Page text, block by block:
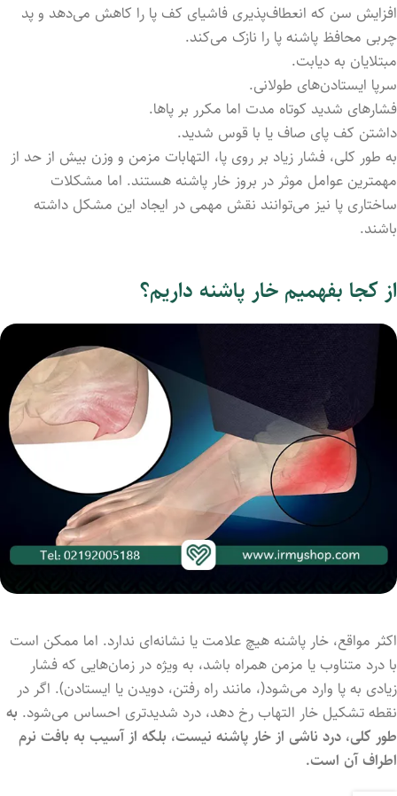
افزایش سن که انعطاف‌پذیری فاشیای کف پا را کاهش می‌دهد و پد
چربی محافظ پاشنه پا را نازک می‌کند.
مبتلایان به دیابت.
سرپا ایستادن‌های طولانی.
فشارهای شدید کوتاه مدت اما مکرر بر پاها.
داشتن کف پای صاف یا با قوس شدید.
به طور کلی، فشار زیاد بر روی پا، التهابات مزمن و وزن بیش از حد از
مهمترین عوامل موثر در بروز خار پاشنه هستند. اما مشکلات
ساختاری پا نیز می‌توانند نقش مهمی در ایجاد این مشکل داشته
باشند.
از کجا بفهمیم خار پاشنه داریم؟
اکثر مواقع، خار پاشنه هیچ علامت یا نشانه‌ای ندارد. اما ممکن است
با درد متناوب یا مزمن همراه باشد، به ویژه در زمان‌هایی که فشار
زیادی به پا وارد می‌شود(، مانند راه رفتن، دویدن یا ایستادن). اگر در
نقطه تشکیل خار التهاب رخ دهد، درد شدیدتری احساس می‌شود. به
طور کلی، درد ناشی از خار پاشنه نیست، بلکه از آسیب به بافت نرم
اطراف آن است.